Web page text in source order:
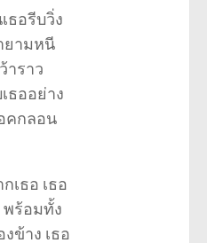
ธอรีบวิ่ง
ยามหนี
าราว
ธออย่าง
คกลอน
เธอ เธอ
พร้อมทั้ง
ข้าง เธอ